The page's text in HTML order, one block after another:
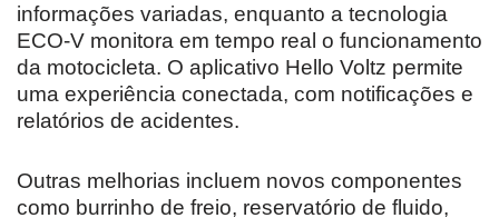
informações variadas, enquanto a tecnologia
ECO-V monitora em tempo real o funcionamento
da motocicleta. O aplicativo Hello Voltz permite
uma experiência conectada, com notificações e
relatórios de acidentes.
Outras melhorias incluem novos componentes
como burrinho de freio, reservatório de fluido,